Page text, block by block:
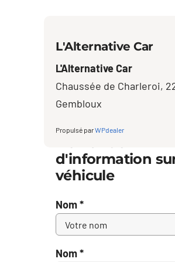
L'Alternative Car
L'Alternative Car
Chaussée de Charleroi,
Gembloux
Propulsé parWPdealer
d'information
véhicule
Nom *
Nom *